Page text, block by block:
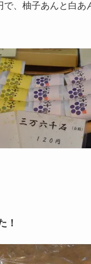
で、柚子あんと白あ
！